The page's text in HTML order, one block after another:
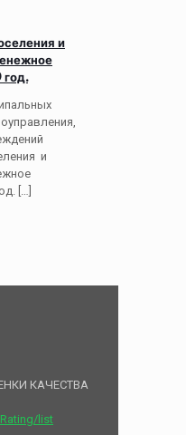
и
год.
и
[…]
КАЧЕСТВА
list